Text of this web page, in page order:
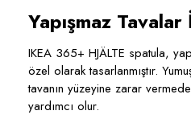
Yapışmaz
IKEA 365+ HJÄLTE spatula,
özel olarak tasarlanmıştır.
tavanın yüzeyine zarar
yardımcı olur.